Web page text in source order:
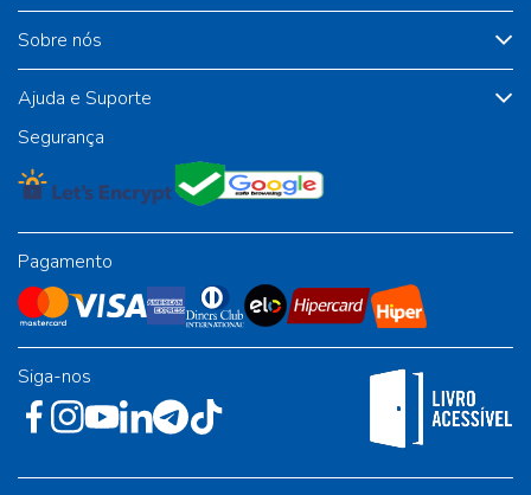
Sobre nós
Ajuda e Suporte
Segurança
Pagamento
Siga-nos